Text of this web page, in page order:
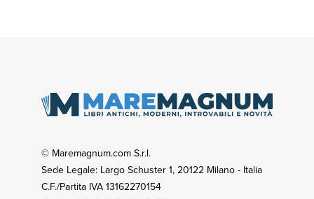
© Maremagnum.com S.r.l.
Sede Legale: Largo Schuster 1, 20122 Milano - Italia
C.F./Partita IVA 13162270154